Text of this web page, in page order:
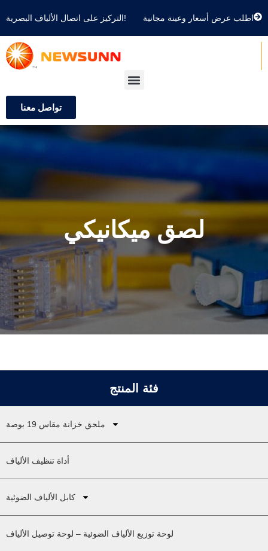
التركيز على اتصال الألياف البصرية! اطلب عرض أسعار وعينة مجانية
تواصل معنا
لصق ميكانيكي
فئة المنتج
ملحق خزانة مقاس 19 بوصة
أداة تنظيف الألياف
كابل الألياف الضوئية
لوحة توزيع الألياف الضوئية – لوحة توصيل الألياف